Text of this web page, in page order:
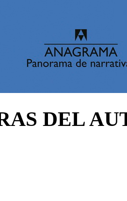
DEL